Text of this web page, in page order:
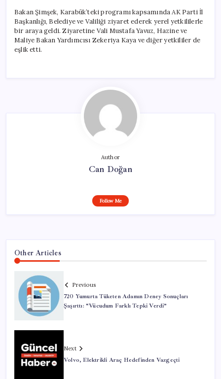
Bakan Şimşek, Karabük’teki programı kapsamında AK Parti İl
Başkanlığı, Belediye ve Valiliği ziyaret ederek yerel yetkililerle
bir araya geldi. Ziyaretine Vali Mustafa Yavuz, Hazine ve
Maliye Bakan Yardımcısı Zekeriya Kaya ve diğer yetkililer de
eşlik etti.
Author
Can Doğan
Follow Me
Other Articles
Previous
720 Yumurta Tüketen Adamın Deney Sonuçları
Şaşırttı: “Vücudum Farklı Tepki Verdi”
Next
Volvo, Elektrikli Araç Hedefinden Vazgeçti